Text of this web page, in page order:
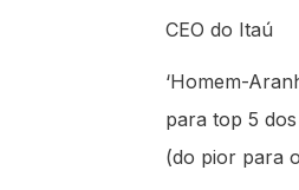
CEO do Itaú
‘Homem-
para top 5
(do pior para